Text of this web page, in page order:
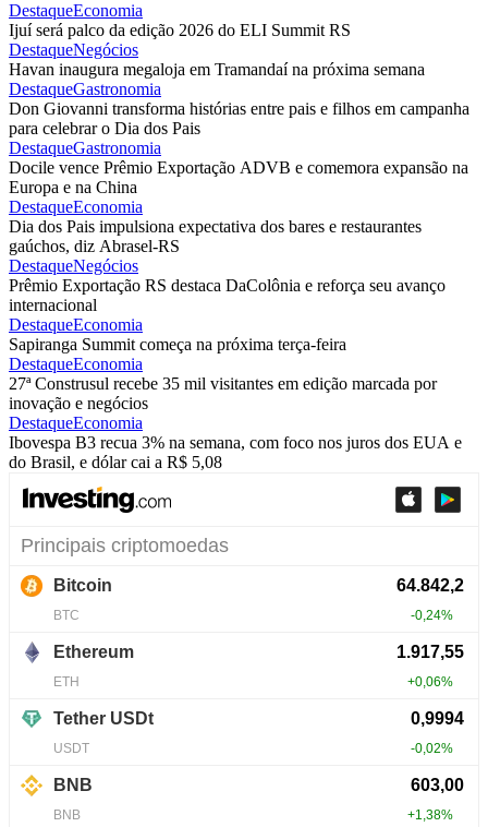
DestaqueEconomia
Ijuí será palco da edição 2026 do ELI Summit RS
DestaqueNegócios
Havan inaugura megaloja em Tramandaí na próxima semana
DestaqueGastronomia
Don Giovanni transforma histórias entre pais e filhos em campanha
para celebrar o Dia dos Pais
DestaqueGastronomia
Docile vence Prêmio Exportação ADVB e comemora expansão na
Europa e na China
DestaqueEconomia
Dia dos Pais impulsiona expectativa dos bares e restaurantes
gaúchos, diz Abrasel-RS
DestaqueNegócios
Prêmio Exportação RS destaca DaColônia e reforça seu avanço
internacional
DestaqueEconomia
Sapiranga Summit começa na próxima terça-feira
DestaqueEconomia
27ª Construsul recebe 35 mil visitantes em edição marcada por
inovação e negócios
DestaqueEconomia
Ibovespa B3 recua 3% na semana, com foco nos juros dos EUA e
do Brasil, e dólar cai a R$ 5,08